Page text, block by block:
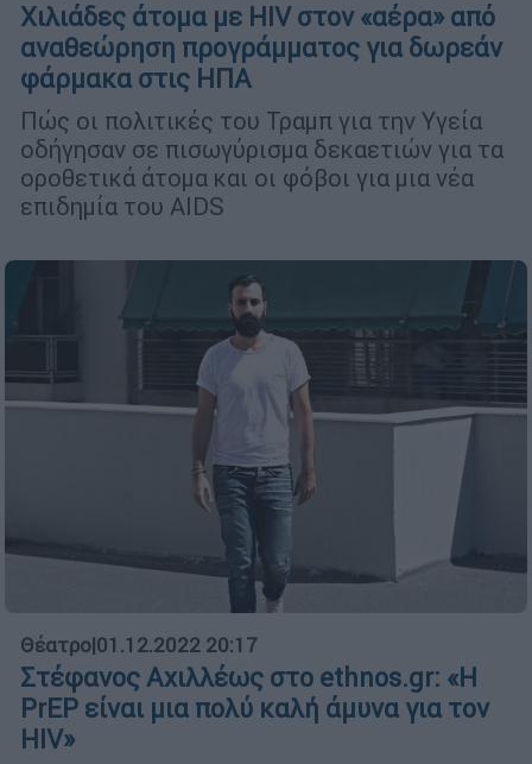
Χιλιάδες άτομα με HIV στον «αέρα» από
αναθεώρηση προγράμματος για δωρεάν
φάρμακα στις ΗΠΑ
Πώς οι πολιτικές του Τραμπ για την Υγεία
οδήγησαν σε πισωγύρισμα δεκαετιών για τα
οροθετικά άτομα και οι φόβοι για μια νέα
επιδημία του AIDS
Θέατρο|01.12.2022 20:17
Στέφανος Αχιλλέως στο ethnos.gr: «Η
PrEP είναι μια πολύ καλή άμυνα για τον
HIV»